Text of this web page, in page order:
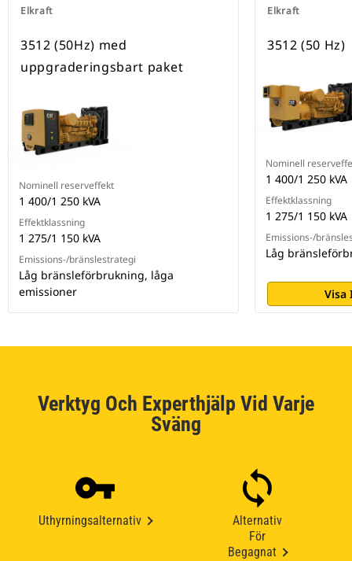
Elkraft
3512 (50Hz) med
uppgraderingsbart paket
Nominell reserveffekt
1 400/1 250 kVA
Effektklassning
1 275/1 150 kVA
Emissions-/bränslestrategi
Låg bränsleförbrukning, låga
emissioner
Elkraft
3512 (50 Hz)
Nominell
1 400/1 250 kVA
Effektklassning
1 275/1 150 kVA
Emissions-/
Låg
Visa
Verktyg Och Experthjälp Vid Varje
Sväng
Uthyrningsalternativ
Alternativ
För
Begagnat